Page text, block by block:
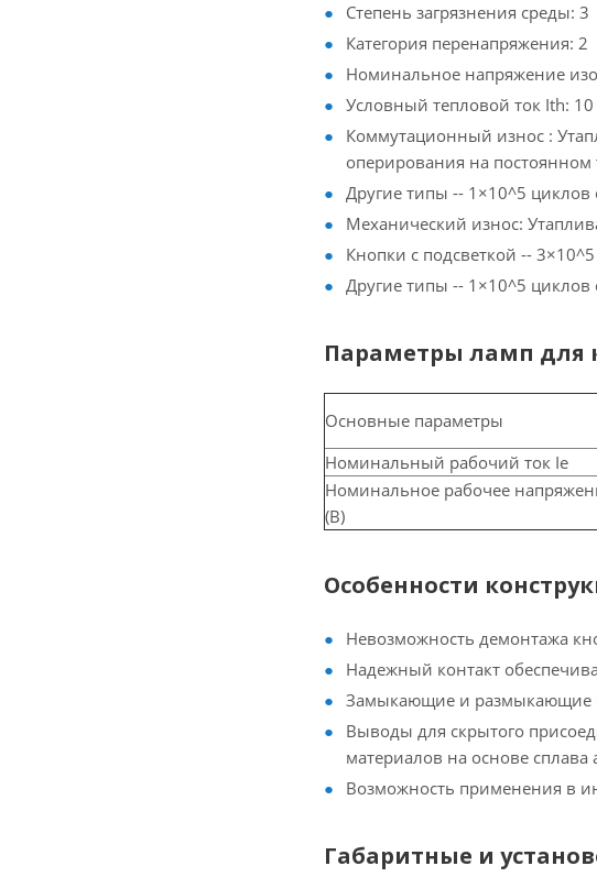
Степень загрязнения среды: 3
Категория перенапряжения: 2
Номинальное напряжение
Условный тепловой ток Ith: 10
Коммутационный износ :
оперирования на постоянном
Другие типы -- 1×10^5 циклов
Механический износ:
Кнопки с подсветкой --
Другие типы -- 1×10^5 циклов
Параметры ламп для
Основные параметры
Номинальный рабочий ток Ie
Номинальное рабочее
(В)
Особенности
Невозможность демонтажа
Надежный контакт
Замыкающие и размыкающие
Выводы для скрытого
материалов на основе
Возможность применения в
Габаритные и